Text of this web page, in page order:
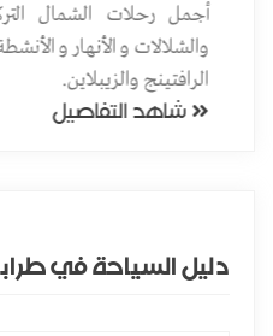
أجمل رحلات الشمال
والشلالات والأنهار
الرافتينج والزيبلاين.
شاهد التفاصيل
دليل السياحة في